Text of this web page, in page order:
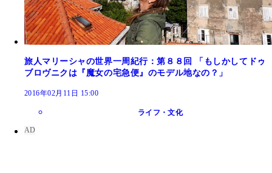
旅人マリーシャの世界一周紀行：第８８回 「もしかしてドゥ
ブロヴニクは『魔女の宅急便』のモデル地なの？」
2016年02月11日 15:00
ライフ・文化